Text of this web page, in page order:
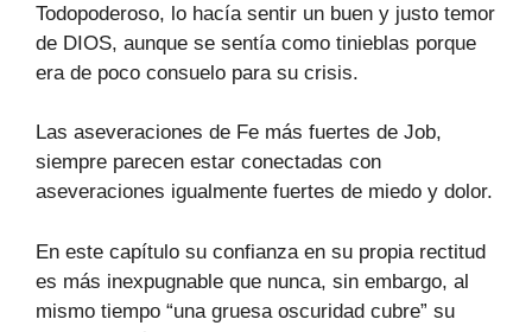
Todopoderoso, lo hacía sentir un buen y justo temor
de DIOS, aunque se sentía como tinieblas porque
era de poco consuelo para su crisis.
Las aseveraciones de Fe más fuertes de Job,
siempre parecen estar conectadas con
aseveraciones igualmente fuertes de miedo y dolor.
En este capítulo su confianza en su propia rectitud
es más inexpugnable que nunca, sin embargo, al
mismo tiempo “una gruesa oscuridad cubre” su